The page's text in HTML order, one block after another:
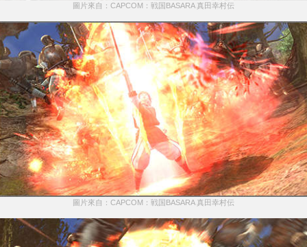
圖片來自：CAPCOM：戦国BASARA 真田幸村伝
圖片來自：CAPCOM：戦国BASARA 真田幸村伝